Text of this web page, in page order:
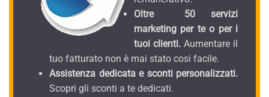
Oltre 50 servizi
marketing per te o per i
tuoi clienti. Aumentare il
tuo fatturato non è mai stato cosi facile.
Assistenza dedicata e sconti personalizzati.
Scopri gli sconti a te dedicati.